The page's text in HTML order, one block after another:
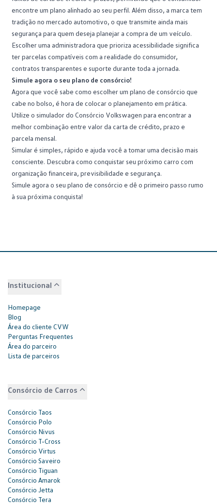
encontre um plano alinhado ao seu perfil. Além disso, a marca tem
tradição no mercado automotivo, o que transmite ainda mais
segurança para quem deseja planejar a compra de um veículo.
Escolher uma administradora que prioriza acessibilidade significa
ter parcelas compatíveis com a realidade do consumidor,
contratos transparentes e suporte durante toda a jornada.
Simule agora o seu plano de consórcio!
Agora que você sabe como escolher um plano de consórcio que
cabe no bolso, é hora de colocar o planejamento em prática.
Utilize o simulador do Consórcio Volkswagen para encontrar a
melhor combinação entre valor da carta de crédito, prazo e
parcela mensal.
Simular é simples, rápido e ajuda você a tomar uma decisão mais
consciente. Descubra como conquistar seu próximo carro com
organização financeira, previsibilidade e segurança.
Simule agora o seu plano de consórcio e dê o primeiro passo rumo
à sua próxima conquista!
Institucional
Homepage
Blog
Área do cliente CVW
Perguntas Frequentes
Área do parceiro
Lista de parceiros
Consórcio de Carros
Consórcio Taos
Consórcio Polo
Consórcio Nivus
Consórcio T-Cross
Consórcio Virtus
Consórcio Saveiro
Consórcio Tiguan
Consórcio Amarok
Consórcio Jetta
Consórcio Tera